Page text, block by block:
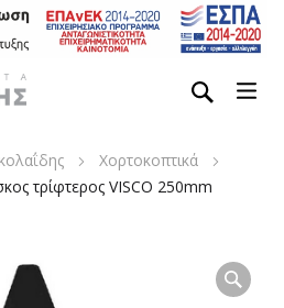
Χορτοκοπτικά
τρίφτερος VISCO 250mm